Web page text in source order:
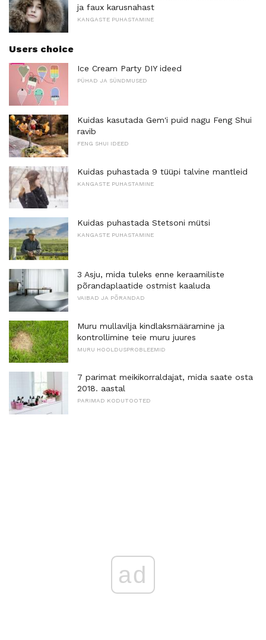
ja faux karusnahast
KANGASTE PUHASTAMINE
Users choice
Ice Cream Party DIY ideed
PÜHAD JA SÜNDMUSED
Kuidas kasutada Gem'i puid nagu Feng Shui
ravib
FENG SHUI IDEED
Kuidas puhastada 9 tüüpi talvine mantleid
KANGASTE PUHASTAMINE
Kuidas puhastada Stetsoni mütsi
KANGASTE PUHASTAMINE
3 Asju, mida tuleks enne keraamiliste
põrandaplaatide ostmist kaaluda
VAIBAD JA PÕRANDAD
Muru mullavilja kindlaksmääramine ja
kontrollimine teie muru juures
MURU HOOLDUSPROBLEEMID
7 parimat meikikorraldajat, mida saate osta
2018. aastal
PARIMAD KODUTOOTED
ad